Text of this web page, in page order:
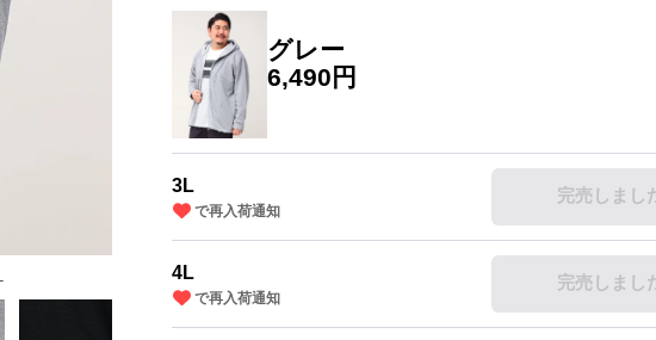
グレー
6,490円
3L
で再入荷通知
完売しまし
4L
で再入荷通知
完売しまし